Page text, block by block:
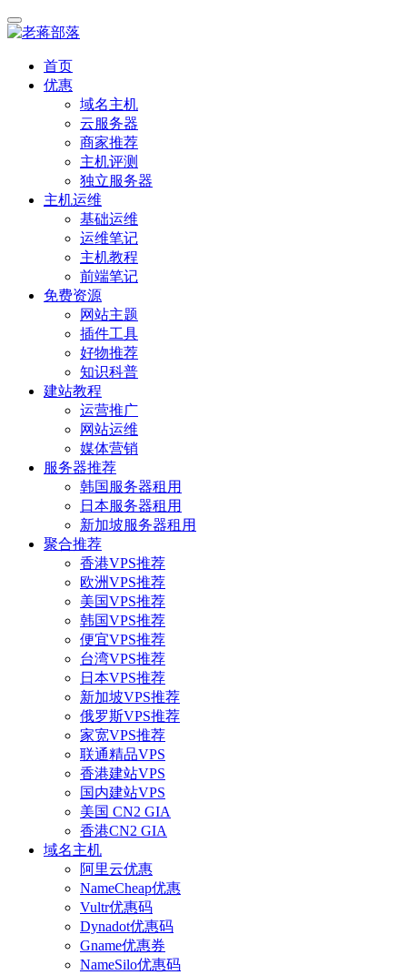
首页
优惠
域名主机
云服务器
商家推荐
主机评测
独立服务器
主机运维
基础运维
运维笔记
主机教程
前端笔记
免费资源
网站主题
插件工具
好物推荐
知识科普
建站教程
运营推广
网站运维
媒体营销
服务器推荐
韩国服务器租用
日本服务器租用
新加坡服务器租用
聚合推荐
香港VPS推荐
欧洲VPS推荐
美国VPS推荐
韩国VPS推荐
便宜VPS推荐
台湾VPS推荐
日本VPS推荐
新加坡VPS推荐
俄罗斯VPS推荐
家宽VPS推荐
联通精品VPS
香港建站VPS
国内建站VPS
美国 CN2 GIA
香港CN2 GIA
域名主机
阿里云优惠
NameCheap优惠
Vultr优惠码
Dynadot优惠码
Gname优惠券
NameSilo优惠码